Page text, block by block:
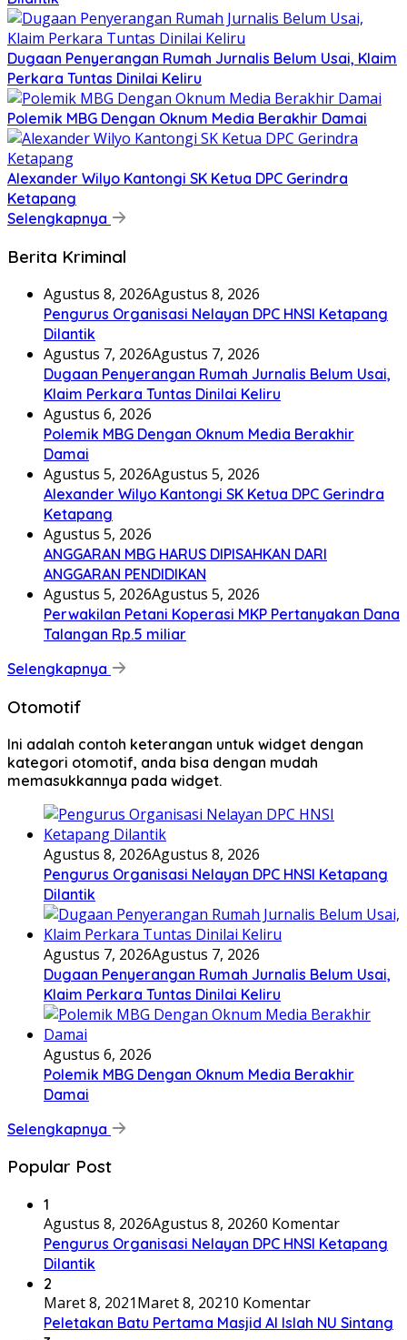
Dugaan Penyerangan Rumah Jurnalis Belum Usai, Klaim
Perkara Tuntas Dinilai Keliru
Polemik MBG Dengan Oknum Media Berakhir Damai
Alexander Wilyo Kantongi SK Ketua DPC Gerindra
Ketapang
Selengkapnya
Berita Kriminal
Agustus 8, 2026Agustus 8, 2026
Pengurus Organisasi Nelayan DPC HNSI Ketapang
Dilantik
Agustus 7, 2026Agustus 7, 2026
Dugaan Penyerangan Rumah Jurnalis Belum Usai,
Klaim Perkara Tuntas Dinilai Keliru
Agustus 6, 2026
Polemik MBG Dengan Oknum Media Berakhir
Damai
Agustus 5, 2026Agustus 5, 2026
Alexander Wilyo Kantongi SK Ketua DPC Gerindra
Ketapang
Agustus 5, 2026
ANGGARAN MBG HARUS DIPISAHKAN DARI
ANGGARAN PENDIDIKAN
Agustus 5, 2026Agustus 5, 2026
Perwakilan Petani Koperasi MKP Pertanyakan Dana
Talangan Rp.5 miliar
Selengkapnya
Otomotif
Ini adalah contoh keterangan untuk widget dengan
kategori otomotif, anda bisa dengan mudah
memasukkannya pada widget.
Agustus 8, 2026Agustus 8, 2026
Pengurus Organisasi Nelayan DPC HNSI Ketapang
Dilantik
Agustus 7, 2026Agustus 7, 2026
Dugaan Penyerangan Rumah Jurnalis Belum Usai,
Klaim Perkara Tuntas Dinilai Keliru
Agustus 6, 2026
Polemik MBG Dengan Oknum Media Berakhir
Damai
Selengkapnya
Popular Post
1
Agustus 8, 2026Agustus 8, 20260 Komentar
Pengurus Organisasi Nelayan DPC HNSI Ketapang
Dilantik
2
Maret 8, 2021Maret 8, 20210 Komentar
Peletakan Batu Pertama Masjid Al Islah NU Sintang